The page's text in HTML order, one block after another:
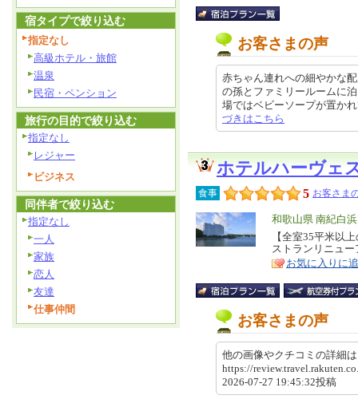
お客さまの声
赤ちゃん連れへの細やかな
の孫とファミリールームに
場ではベビーソープが置か
づきはこちら
ホテルハーヴェ
食事 5 お客さま
エ
リ
ア
和歌山県 南紀白
特
徴
【全室35平米以
ストランリニュ
お気に入りに
お客さまの声
他の画像やクチコミの詳細
https://
2026-07-27 19:45:32投稿
宿タイプで絞り込む
指定なし
高級ホテル・旅館
温泉
民宿・ペンション
旅行の目的で絞り込む
指定なし
レジャー
ビジネス
同伴者で絞り込む
指定なし
一人
家族
恋人
友達
仕事仲間